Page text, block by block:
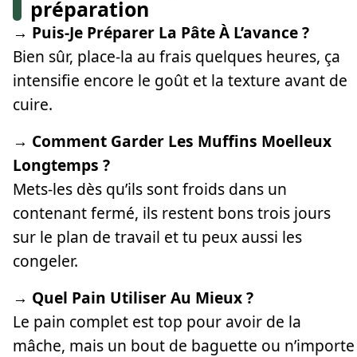
préparation
→ Puis-Je Préparer La Pâte À L’avance ?
Bien sûr, place-la au frais quelques heures, ça
intensifie encore le goût et la texture avant de
cuire.
→ Comment Garder Les Muffins Moelleux
Longtemps ?
Mets-les dès qu’ils sont froids dans un
contenant fermé, ils restent bons trois jours
sur le plan de travail et tu peux aussi les
congeler.
→ Quel Pain Utiliser Au Mieux ?
Le pain complet est top pour avoir de la
mâche, mais un bout de baguette ou n’importe